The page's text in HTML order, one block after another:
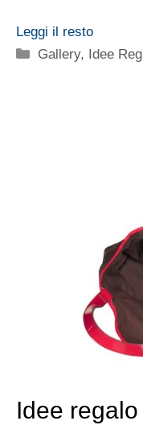
Leggi il resto
Categorie
Gallery, Idee
Idee